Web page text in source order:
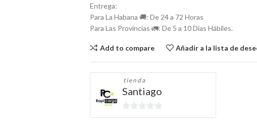
Entrega:
Para La Habana 🚚: De 24 a 72 Horas
Para Las Provincias 🚛: De 5 a 10 Días Hábiles.
Add to compare Añadir a la lista de
tienda
Santiago
0